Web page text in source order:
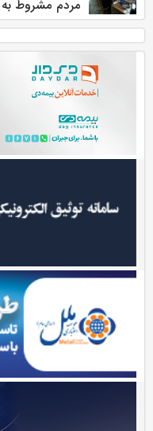
مردم مشروط